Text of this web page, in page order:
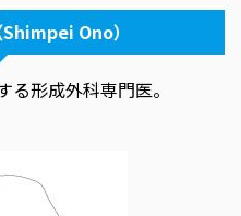
Ono）
形成外科専門医。